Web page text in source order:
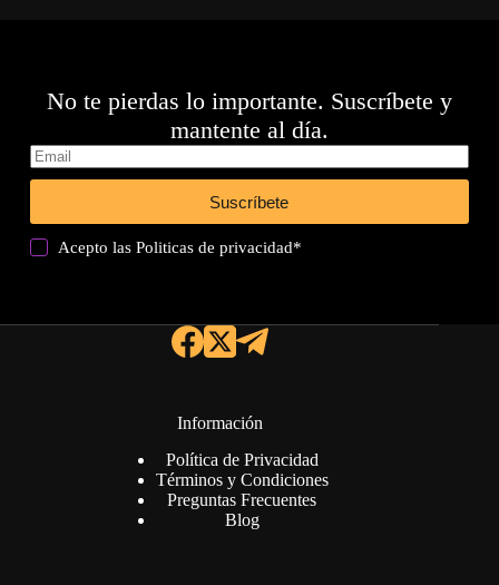
No te pierdas lo importante. Suscríbete y
mantente al día.
Suscríbete
Acepto lasPoliticas de privacidad*
Información
Política de Privacidad
Términos y Condiciones
Preguntas Frecuentes
Blog